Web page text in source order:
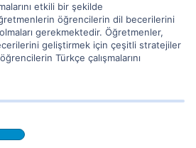
etkili bir şekilde
öğrencilerin dil becerilerini
gerekmektedir. Öğretmenler,
geliştirmek için çeşitli stratejiler
Türkçe çalışmalarını